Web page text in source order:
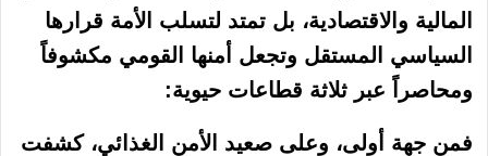
المالية والاقتصادية، بل تمتد لتسلب الأمة قرارها
السياسي المستقل وتجعل أمنها القومي مكشوفاً
ومحاصراً عبر ثلاثة قطاعات حيوية:
فمن جهة أولى، وعلى صعيد الأمن الغذائي، كشفت